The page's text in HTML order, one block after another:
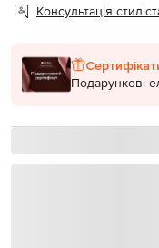
Консультація
Подарункові